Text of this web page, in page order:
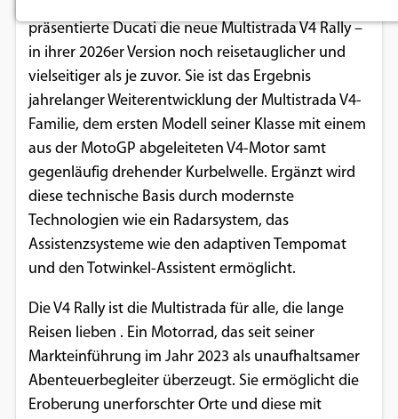
präsentierte Ducati die neue Multistrada V4 Rally –
in ihrer 2026er Version noch reisetauglicher und
vielseitiger als je zuvor. Sie ist das Ergebnis
jahrelanger Weiterentwicklung der Multistrada V4-
Familie, dem ersten Modell seiner Klasse mit einem
aus der MotoGP abgeleiteten V4-Motor samt
gegenläufig drehender Kurbelwelle. Ergänzt wird
diese technische Basis durch modernste
Technologien wie ein Radarsystem, das
Assistenzsysteme wie den adaptiven Tempomat
und den Totwinkel-Assistent ermöglicht.
Die V4 Rally ist die Multistrada für alle, die lange
Reisen lieben . Ein Motorrad, das seit seiner
Markteinführung im Jahr 2023 als unaufhaltsamer
Abenteuerbegleiter überzeugt. Sie ermöglicht die
Eroberung unerforschter Orte und diese mit
grundlegende Funktionen und sind für die
einwandfreie Funktion der Website
erforderlich.
Einverständnis-Cookie
Name:
cookie_consent
Zweck:
Dieser Cookie speichert die ausgewählten
Einverständnis-Optionen des Benutzers
Cookie Laufzeit:
1 Jahr